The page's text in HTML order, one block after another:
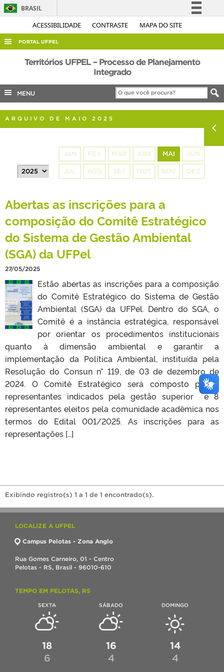
ACESSIBILIDADE CONTRASTE MAPA DO SITE
BRASIL
Simplifique!
Acesso à informação
Legislação
Canais
PORTAL UFPEL
ACESSO À INFORMAÇÃO
COBALTO
CONCURSOS
PORTARIAS
Territórios UFPEL – Processo de Planejamento
Integrado
MENU
ARQUIVO DE MAIO 2025
JAN FEV MAR ABR MAI JUN
JUL AGO SET OUT NOV DEZ
Abertas as inscrições para a
composição do Comitê Estratégico
do Sistema de Gestão Ambiental
(SGA) da UFPel
27/05/2025
Estão abertas as inscrições para a composição
do Comitê Estratégico do Sistema de Gestão
Ambiental (SGA) da UFPel. Dentro do SGA, o
Comitê é a instância estratégica, responsável
por orientar os procedimentos institucionais
quanto à dimensão ambiental e garantir a
implementação da Política Ambiental, instituída pela
Resolução do Consun n° 119, de 03 de dezembro de
2024. O Comitê Estratégico será composto por 7
representantes indicados pela gestão superior e 8
representantes eleitos pela comunidade acadêmica nos
termos do Edital 001/2025. As inscrições para as
representações […]
Exibindo registro(s) 1 a 1 de 1 encontrado(s).
LOCALIZE A UFPEL
Campus Pelotas - Zona Anglo
Rua Gomes Carneiro, 01 - Centro
Pelotas - RS, Brasil - 96010-610
TEMPO EM PELOTAS, RS
SEXTA
18
6
SÁBADO
16
4
DOMINGO
14
4